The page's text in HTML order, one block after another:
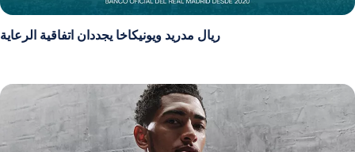
ريال مدريد ويونيكاخا يجددان اتفاقية الرعاية